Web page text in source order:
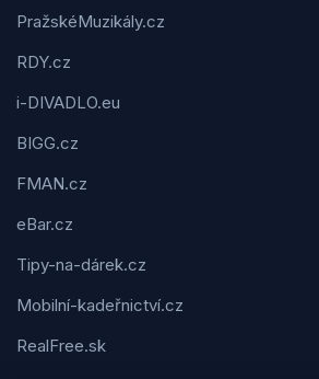
PražskéMuzikály.cz
RDY.cz
i-DIVADLO.eu
BIGG.cz
FMAN.cz
eBar.cz
Tipy-na-dárek.cz
Mobilní-kadeřnictví.cz
RealFree.sk